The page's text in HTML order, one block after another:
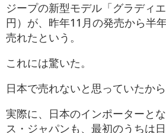
ジープの新型モデル「グラディ
円）が、昨年11月の発売から半
売れたという。
これには驚いた。
日本で売れないと思っていたから
実際に、日本のインポーターと
ス・ジャパンも、最初のうちは